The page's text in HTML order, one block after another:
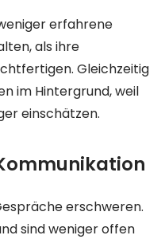
erfahrene
als ihre
Gleichzeitig
im Hintergrund, weil
einschätzen.
erschweren.
sind weniger offen